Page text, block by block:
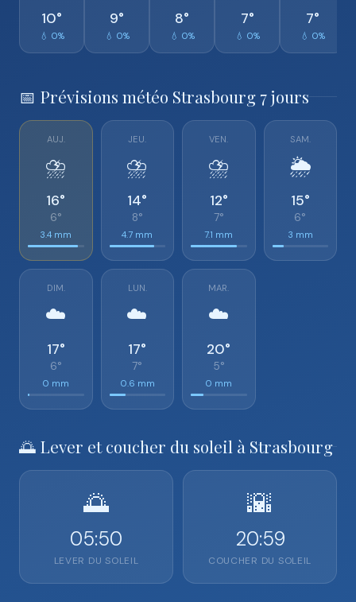
10°
💧 0%
9°
💧 0%
8°
💧 0%
7°
💧 0%
7°
💧 0%
📅 Prévisions météo Strasbourg 7 jours
AUJ.
⛈️
16°
6°
3.4 mm
JEU.
⛈️
14°
8°
4.7 mm
VEN.
⛈️
12°
7°
7.1 mm
SAM.
🌦️
15°
6°
3 mm
DIM.
☁️
17°
6°
0 mm
LUN.
☁️
17°
7°
0.6 mm
MAR.
☁️
20°
5°
0 mm
🌅 Lever et coucher du soleil à Strasbourg
🌅
05:50
LEVER DU SOLEIL
🌇
20:59
COUCHER DU SOLEIL